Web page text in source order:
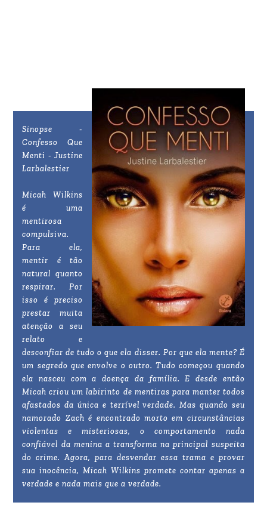
Sinopse -
Confesso Que
Menti - Justine
Larbalestier
Micah Wilkins
é uma
mentirosa
compulsiva.
Para ela,
mentir é tão
natural quanto
respirar. Por
isso é preciso
prestar muita
atenção a seu
relato e
desconfiar de tudo o que ela disser. Por que ela mente? É
um segredo que envolve o outro. Tudo começou quando
ela nasceu com a doença da família. E desde então
Micah criou um labirinto de mentiras para manter todos
afastados da única e terrível verdade. Mas quando seu
namorado Zach é encontrado morto em circunstâncias
violentas e misteriosas, o comportamento nada
confiável da menina a transforma na principal suspeita
do crime. Agora, para desvendar essa trama e provar
sua inocência, Micah Wilkins promete contar apenas a
verdade e nada mais que a verdade.